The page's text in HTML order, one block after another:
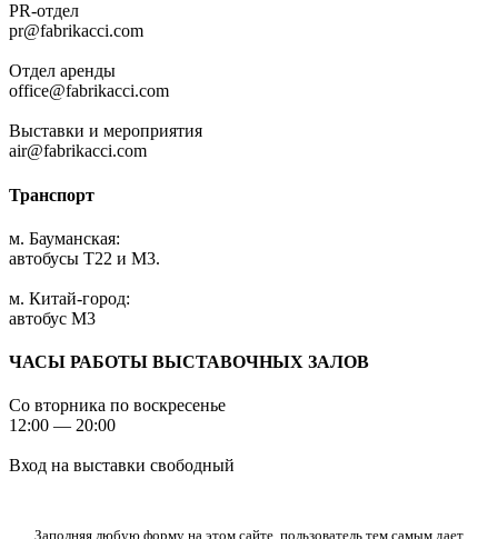
PR-отдел
pr@fabrikacci.com
Отдел аренды
office@fabrikacci.com
Выставки и мероприятия
air@fabrikacci.com
Транспорт
м. Бауманская:
автобусы Т22 и М3.
м. Китай-город:
автобус М3
ЧАСЫ РАБОТЫ ВЫСТАВОЧНЫХ ЗАЛОВ
Со вторника по воскресенье
12:00 — 20:00
Вход на выставки свободный
Заполняя любую форму на этом сайте, пользователь тем самым дает